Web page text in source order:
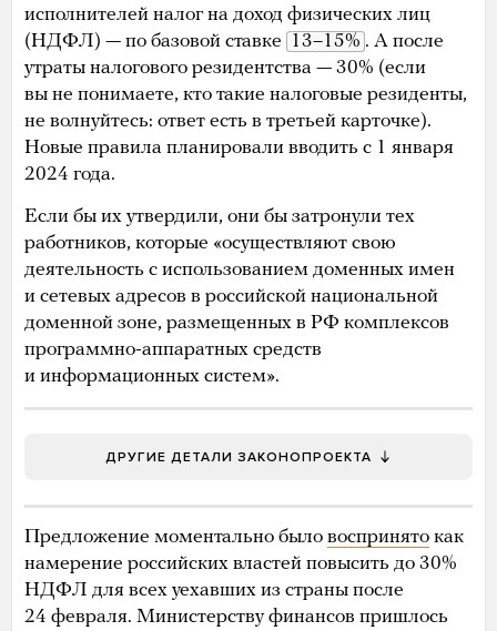
исполнителей налог на доход физических лиц
(НДФЛ) — по базовой ставке 13–15% . А после
утраты налогового резидентства — 30% (если
вы не понимаете, кто такие налоговые резиденты,
не волнуйтесь: ответ есть в третьей карточке).
Новые правила планировали вводить с 1 января
2024 года.
Если бы их утвердили, они бы затронули тех
работников, которые «осуществляют свою
деятельность с использованием доменных имен
и сетевых адресов в российской национальной
доменной зоне, размещенных в РФ комплексов
программно-аппаратных средств
и информационных систем».
ДРУГИЕ ДЕТАЛИ ЗАКОНОПРОЕКТА
Предложение моментально было воспринято как
намерение российских властей повысить до 30%
НДФЛ для всех уехавших из страны после
24 февраля. Министерству финансов пришлось